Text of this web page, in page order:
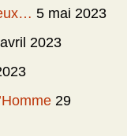
5 mai 2023
2023
29